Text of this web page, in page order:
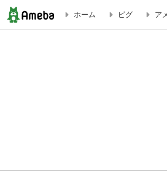
【自己肯定感を高めるには？】安
ホーム ピグ ア